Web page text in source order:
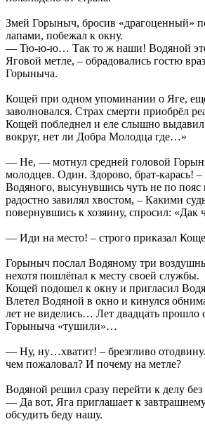
Змей Горыныч, бросив «драгоценный»
лапами, побежал к окну.
— Тю-ю-ю… Так то ж наши! Водяной
Яговой метле, – обрадовались гостю
Горыныча.
Кощей при одном упоминании о Яге,
заволновался. Страх смерти приобрёл
Кощей побледнел и еле слышно выдавил
вокруг, нет ли Добра Молодца где…»
— Не, — мотнул средней головой
молодцев. Один. Здорово, брат-карась! –
Водяного, высунувшись чуть не по пояс
радостно завилял хвостом, – Какими
повернувшись к хозяину, спросил: «Дак
— Иди на место! – строго приказал
Горыныч послал Водяному три
нехотя пошлёпал к месту своей службы.
Кощей подошел к окну и пригласил
Влетел Водяной в окно и кинулся
лет не виделись… Лет двадцать прошло
Горыныча «тушили»…
— Ну, ну…хватит! – брезгливо
чем пожаловал? И почему на метле?
Водяной решил сразу перейти к делу без
— Да вот, Яга приглашает к
обсудить беду нашу.